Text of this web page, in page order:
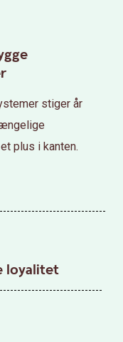
stiger år
plus i kanten.
loyalitet